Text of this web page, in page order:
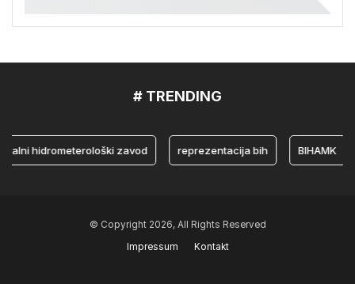
# TRENDING
hidrometerološki zavod reprezentacija bih BIHAMK
© Copyright 2026, All Rights Reserved
Impressum
Kontakt